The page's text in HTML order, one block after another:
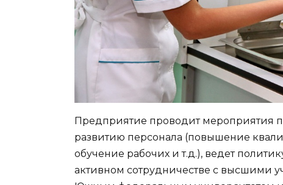
Предприятие проводит мероприятия
развитию персонала (повышение
обучение рабочих и т.д.), ведет
активном сотрудничестве с высшими